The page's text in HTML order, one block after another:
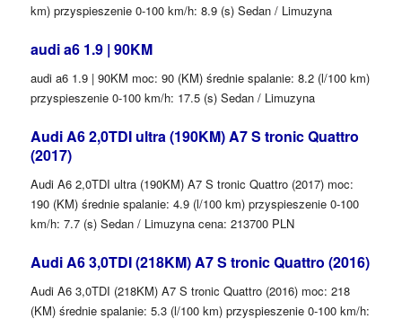
km) przyspieszenie 0-100 km/h: 8.9 (s) Sedan / Limuzyna
audi a6 1.9 | 90KM
audi a6 1.9 | 90KM moc: 90 (KM) średnie spalanie: 8.2 (l/100 km)
przyspieszenie 0-100 km/h: 17.5 (s) Sedan / Limuzyna
Audi A6 2,0TDI ultra (190KM) A7 S tronic Quattro
(2017)
Audi A6 2,0TDI ultra (190KM) A7 S tronic Quattro (2017) moc:
190 (KM) średnie spalanie: 4.9 (l/100 km) przyspieszenie 0-100
km/h: 7.7 (s) Sedan / Limuzyna cena: 213700 PLN
Audi A6 3,0TDI (218KM) A7 S tronic Quattro (2016)
Audi A6 3,0TDI (218KM) A7 S tronic Quattro (2016) moc: 218
(KM) średnie spalanie: 5.3 (l/100 km) przyspieszenie 0-100 km/h: